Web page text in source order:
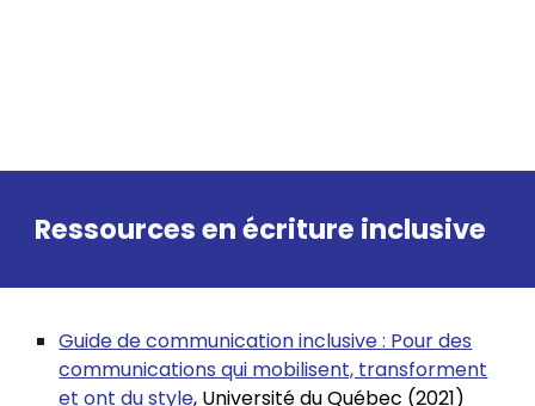
Ressources en écriture inclusive
Guide de communication inclusive : Pour des
communications qui mobilisent, transforment
et ont du style, Université du Québec (2021)